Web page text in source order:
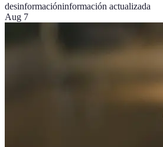
desinformacióninformación actualizada
Aug 7